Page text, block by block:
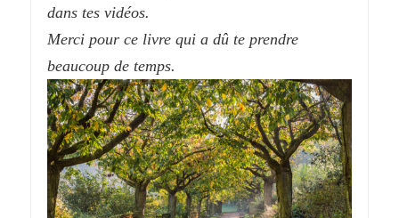
dans tes vidéos.
Merci pour ce livre qui a dû te prendre
beaucoup de temps.